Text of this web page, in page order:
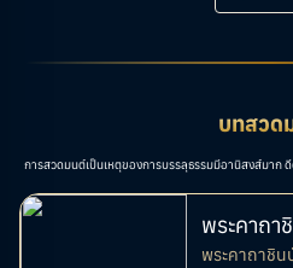
บทสวด
การสวดมนต์เป็นเหตุของการบรรลุธรรมมีอานิสงส์มาก
พระคาถ
พระคาถาชิ